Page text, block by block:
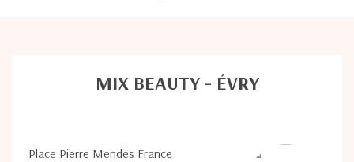
MIX BEAUTY - ÉVRY
Place Pierre Mendes France